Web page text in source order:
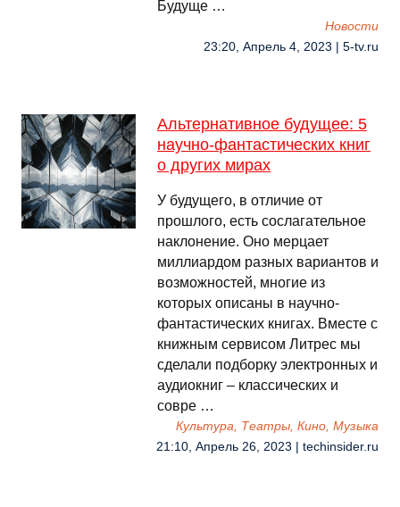
Будуще …
Новости
23:20, Апрель 4, 2023 | 5-tv.ru
Альтернативное будущее: 5
научно-фантастических книг
о других мирах
У будущего, в отличие от
прошлого, есть сослагательное
наклонение. Оно мерцает
миллиардом разных вариантов и
возможностей, многие из
которых описаны в научно-
фантастических книгах. Вместе с
книжным сервисом Литрес мы
сделали подборку электронных и
аудиокниг – классических и
совре …
Культура, Театры, Кино, Музыка
21:10, Апрель 26, 2023 | techinsider.ru